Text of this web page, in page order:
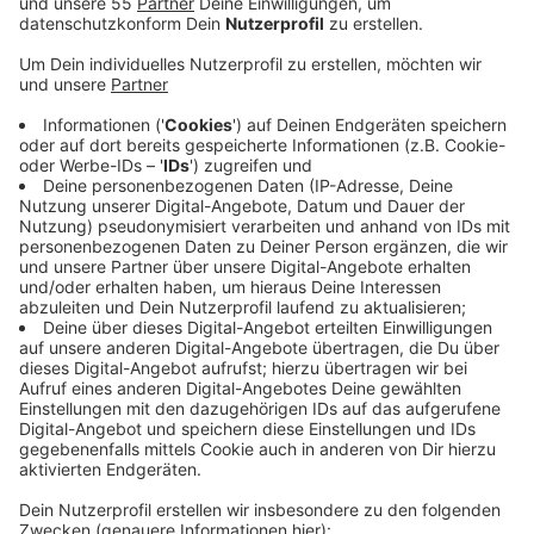
Umweltministeriums die sogenannte
Lichtverschmutzung untersucht.
Veröffentlicht:Mittwoch, 17.11.2021 15:05
Anzeige
In klaren Nächten den Sternenhimmel ohne
künstliches Licht anschauen – das geht im Kreis
Viersen relativ gut. Die durchschnittlich gemessene
Lichtintensität liegt unter dem Landesschnitt. Das
sieht in Krefeld schon anders aus: Hier ist der Wert
fast doppelt so hoch wie der Durchschnitt. Zu viel
künstliches Licht in der Nacht gilt als eine Form von
Umweltverschmutzung und hat negative Auswirkungen
auf Menschen und Tiere. Menschen können dadurch
die Orientierung verlieren.